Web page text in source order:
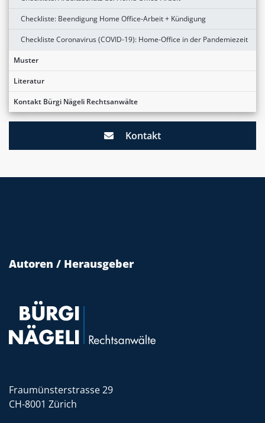
Checkliste: Beendigung Home Office-Arbeit + Kündigung
Checkliste Coronavirus (COVID-19): Home-Office in der Pandemiezeit
Muster
Literatur
Kontakt Bürgi Nägeli Rechtsanwälte
Kontakt
Autoren / Herausgeber
Fraumünsterstrasse 29
CH-8001 Zürich